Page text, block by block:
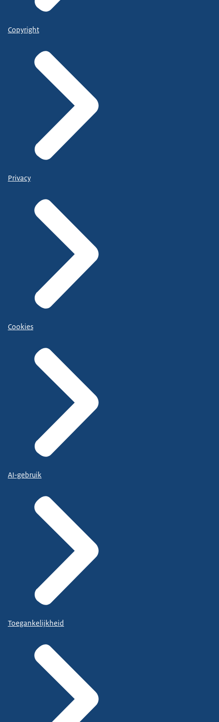
Copyright
Privacy
Cookies
AI-gebruik
Toegankelijkheid